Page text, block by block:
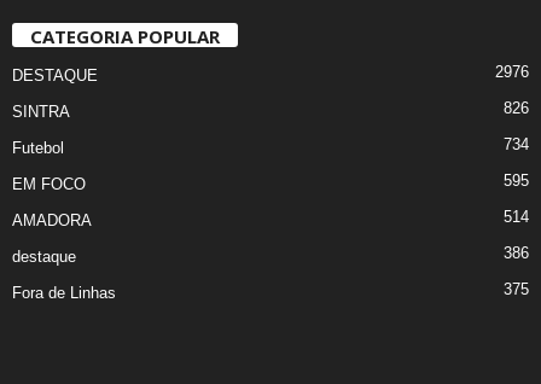
CATEGORIA POPULAR
DESTAQUE 2976
SINTRA 826
Futebol 734
EM FOCO 595
AMADORA 514
destaque 386
Fora de Linhas 375